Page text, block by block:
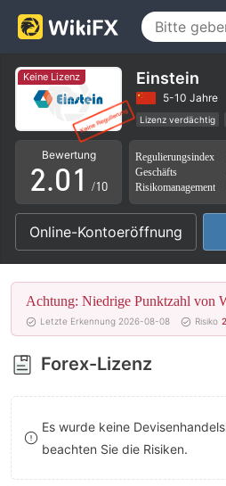
Keine Lizenz Einstein
5-10 Jahre
Lizenz verdächtig
Hohes potenzielles
Bewertung
0
1
2
3
4
5
6
7
8
9
.0
1
2
3
4
5
6
7
8
0
1
2
3
4
5
6
7
8
9
/10
Regulierungsindex
Geschäfts
Risikomanagement
Online-Kontoeröffnung
Achtung: Niedrige Punktzahl von
Letzte Erkennung 2026-08-08 Risiko 2
Forex-Lizenz
Es wurde keine
beachten Sie die Risiken.